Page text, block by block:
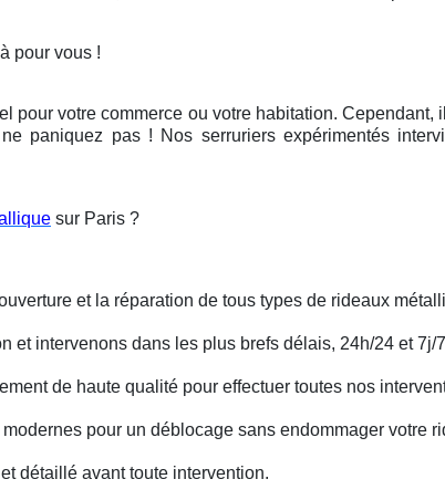
pour vous !
pour votre commerce ou votre habitation.
paniquez pas ! Nos serruriers expérimentés
sur Paris ?
et la réparation de tous types de rideaux
et intervenons dans les plus brefs délais, 24h/24 et 7j/
de haute qualité pour effectuer toutes nos
pour un déblocage sans endommager votre
détaillé avant toute intervention.